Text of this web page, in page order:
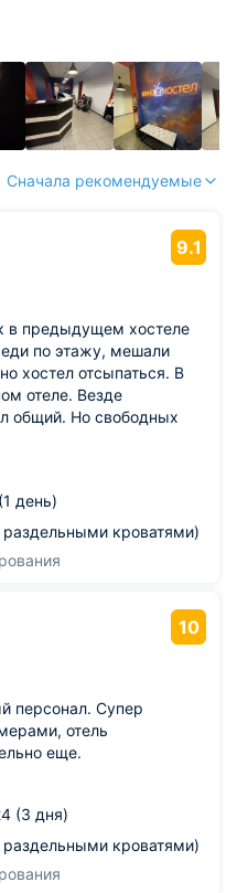
Сначала рекомендуемые
9.1
в предыдущем хостеле
по этажу, мешали
хостел отсыпаться. В
отеле. Везде
общий. Но свободных
В гостиной
у стиральной
день)
кроватями)
10
персонал. Супер
отель
еще.
(3 дня)
кроватями)